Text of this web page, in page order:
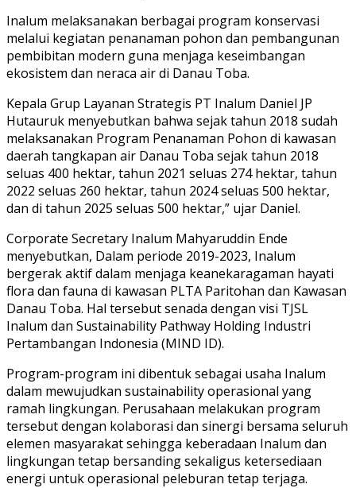
Inalum melaksanakan berbagai program konservasi
melalui kegiatan penanaman pohon dan pembangunan
pembibitan modern guna menjaga keseimbangan
ekosistem dan neraca air di Danau Toba.
Kepala Grup Layanan Strategis PT Inalum Daniel JP
Hutauruk menyebutkan bahwa sejak tahun 2018 sudah
melaksanakan Program Penanaman Pohon di kawasan
daerah tangkapan air Danau Toba sejak tahun 2018
seluas 400 hektar, tahun 2021 seluas 274 hektar, tahun
2022 seluas 260 hektar, tahun 2024 seluas 500 hektar,
dan di tahun 2025 seluas 500 hektar,” ujar Daniel.
Corporate Secretary Inalum Mahyaruddin Ende
menyebutkan, Dalam periode 2019-2023, Inalum
bergerak aktif dalam menjaga keanekaragaman hayati
flora dan fauna di kawasan PLTA Paritohan dan Kawasan
Danau Toba. Hal tersebut senada dengan visi TJSL
Inalum dan Sustainability Pathway Holding Industri
Pertambangan Indonesia (MIND ID).
Program-program ini dibentuk sebagai usaha Inalum
dalam mewujudkan sustainability operasional yang
ramah lingkungan. Perusahaan melakukan program
tersebut dengan kolaborasi dan sinergi bersama seluruh
elemen masyarakat sehingga keberadaan Inalum dan
lingkungan tetap bersanding sekaligus ketersediaan
energi untuk operasional peleburan tetap terjaga.